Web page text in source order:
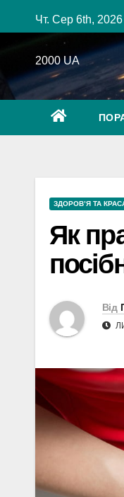
до
Чт. Сер 6th, 2026
2000 UA
ЗДОРОВ’Я ТА
Як
Від